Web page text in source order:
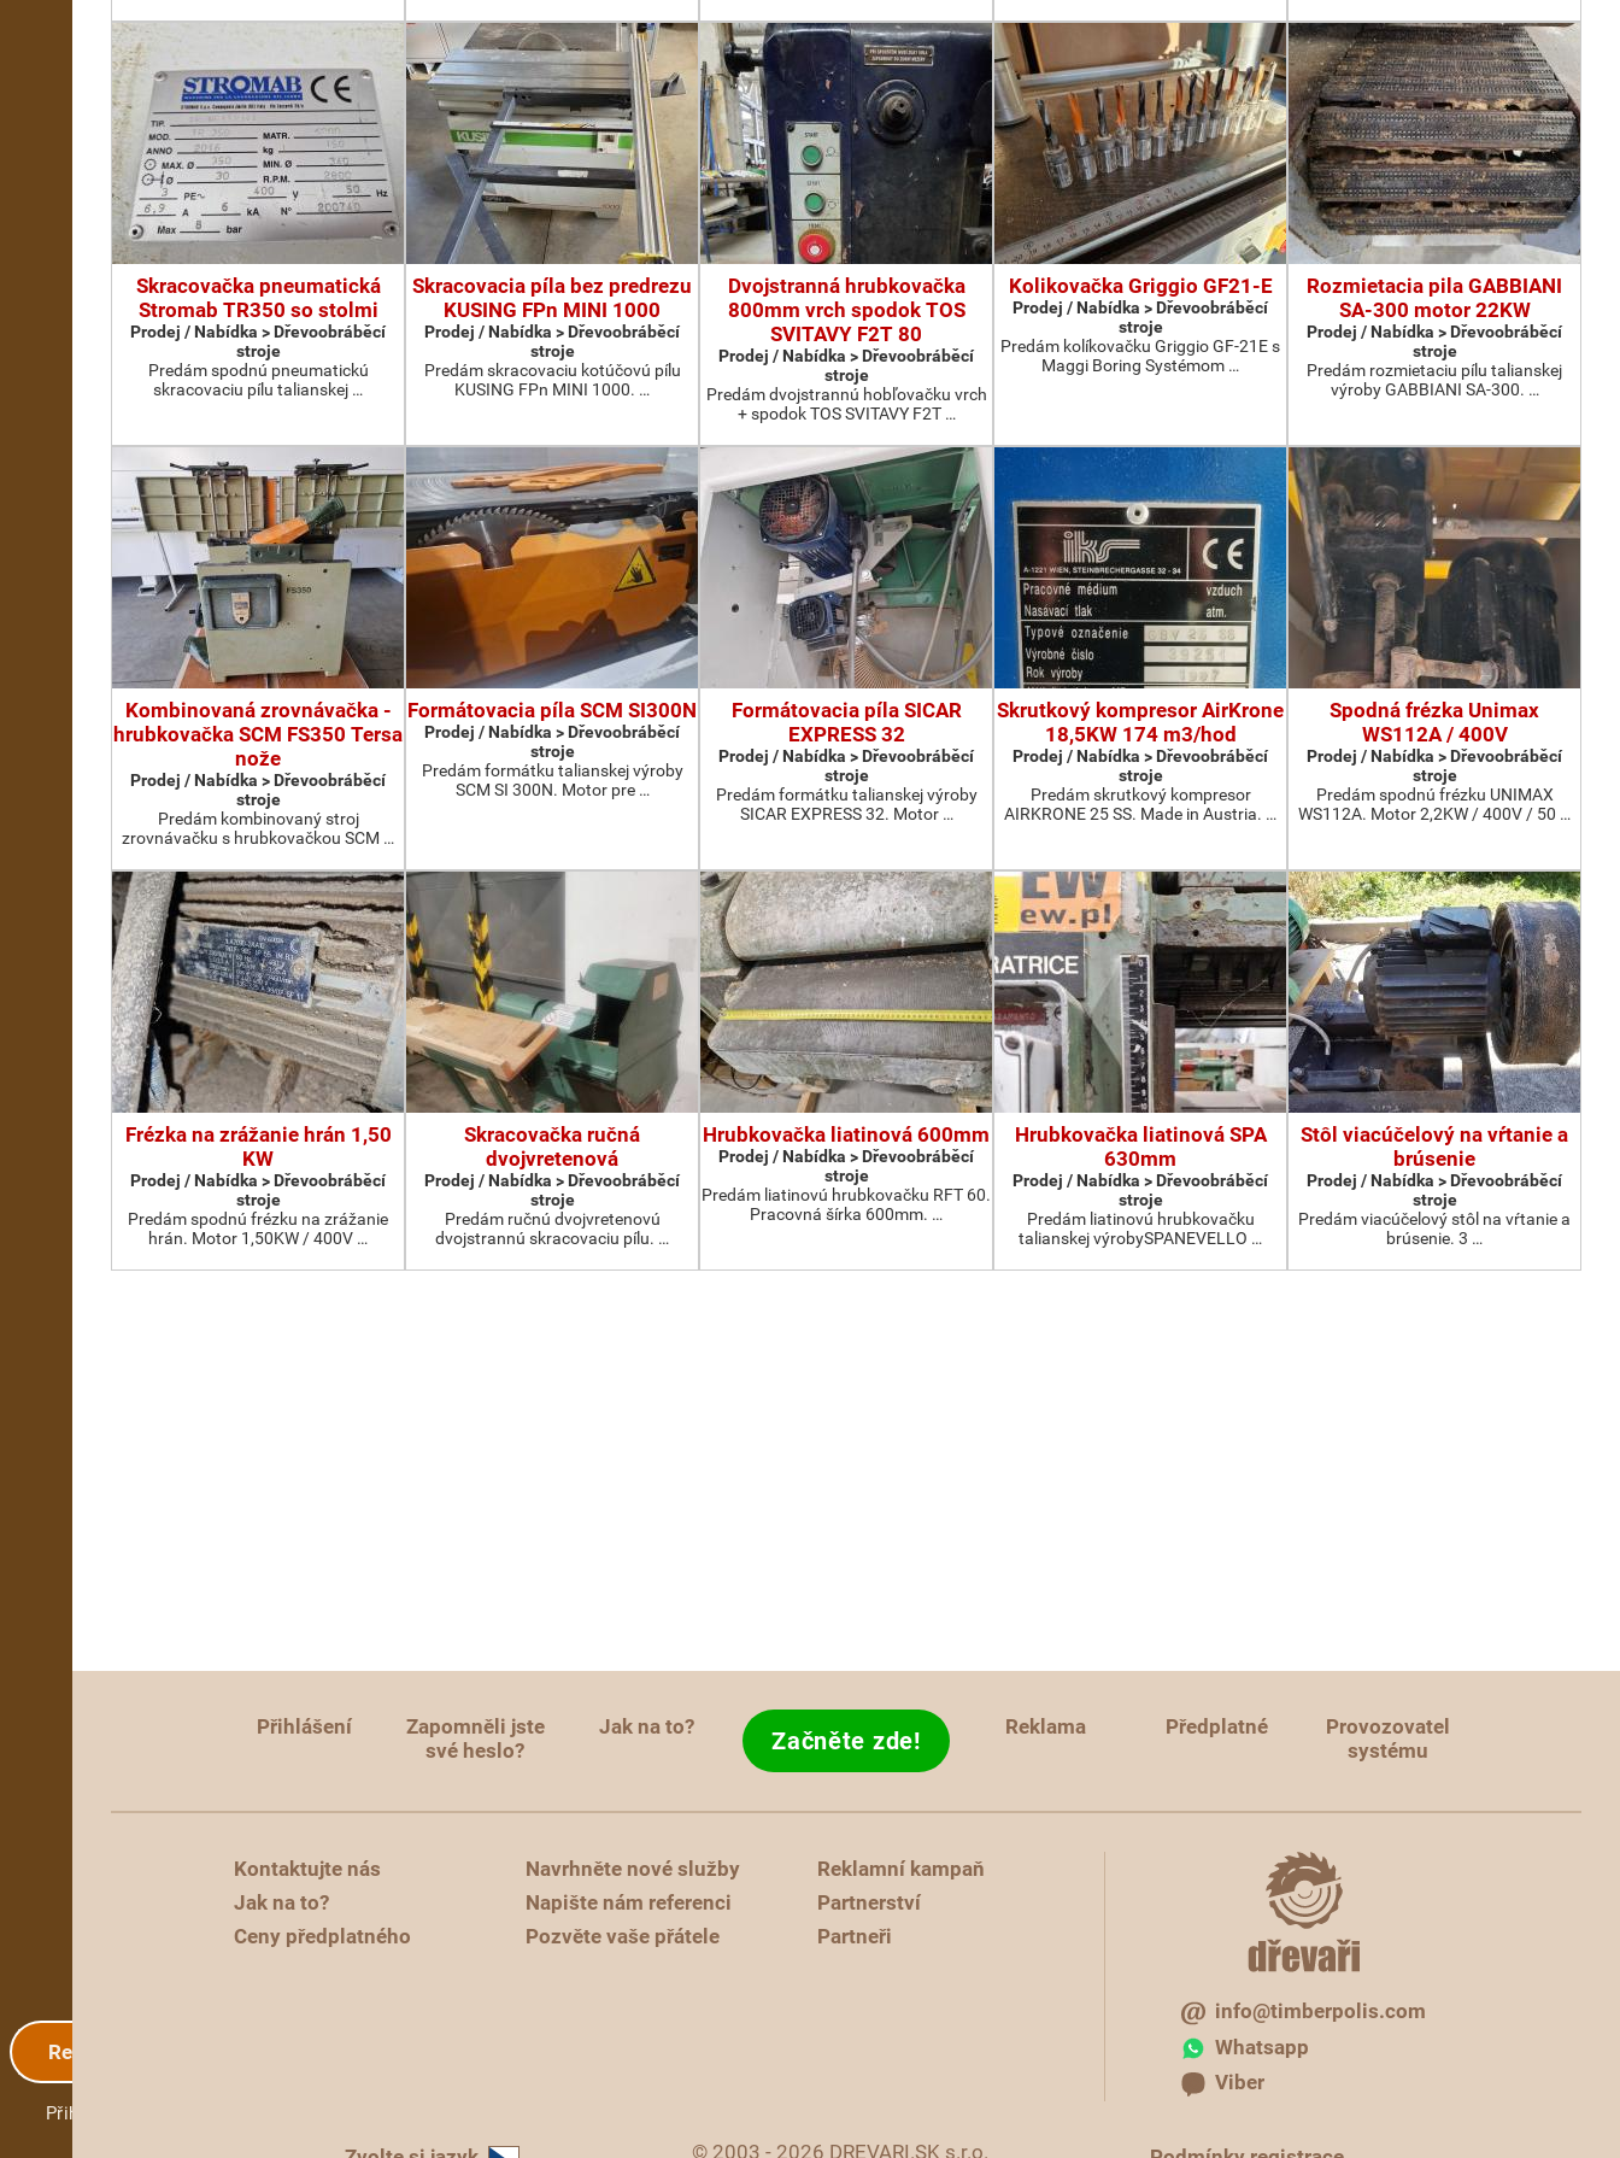
Registrace
Přihlášení
Skracovačka pneumatická
Stromab TR350 so stolmi
Prodej / Nabídka > Dřevoobráběcí
stroje
Predám spodnú pneumatickú
skracovaciu pílu talianskej …
Skracovacia píla bez predrezu
KUSING FPn MINI 1000
Prodej / Nabídka > Dřevoobráběcí
stroje
Predám skracovaciu kotúčovú pílu
KUSING FPn MINI 1000. …
Dvojstranná hrubkovačka
800mm vrch spodok TOS
SVITAVY F2T 80
Prodej / Nabídka > Dřevoobráběcí
stroje
Predám dvojstrannú hobľovačku vrch
+ spodok TOS SVITAVY F2T …
Kolikovačka Griggio GF21-E
Prodej / Nabídka > Dřevoobráběcí
stroje
Predám kolíkovačku Griggio GF-21E s
Maggi Boring Systémom …
Rozmietacia pila GABBIANI
SA-300 motor 22KW
Prodej / Nabídka > Dřevoobráběcí
stroje
Predám rozmietaciu pílu talianskej
výroby GABBIANI SA-300. …
Kombinovaná zrovnávačka -
hrubkovačka SCM FS350 Tersa
nože
Prodej / Nabídka > Dřevoobráběcí
stroje
Predám kombinovaný stroj
zrovnávačku s hrubkovačkou SCM …
Formátovacia píla SCM SI300N
Prodej / Nabídka > Dřevoobráběcí
stroje
Predám formátku talianskej výroby
SCM SI 300N. Motor pre …
Formátovacia píla SICAR
EXPRESS 32
Prodej / Nabídka > Dřevoobráběcí
stroje
Predám formátku talianskej výroby
SICAR EXPRESS 32. Motor …
Skrutkový kompresor AirKrone
18,5KW 174 m3/hod
Prodej / Nabídka > Dřevoobráběcí
stroje
Predám skrutkový kompresor
AIRKRONE 25 SS. Made in Austria. …
Spodná frézka Unimax
WS112A / 400V
Prodej / Nabídka > Dřevoobráběcí
stroje
Predám spodnú frézku UNIMAX
WS112A. Motor 2,2KW / 400V / 50 …
Frézka na zrážanie hrán 1,50
KW
Prodej / Nabídka > Dřevoobráběcí
stroje
Predám spodnú frézku na zrážanie
hrán. Motor 1,50KW / 400V …
Skracovačka ručná
dvojvretenová
Prodej / Nabídka > Dřevoobráběcí
stroje
Predám ručnú dvojvretenovú
dvojstrannú skracovaciu pílu. …
Hrubkovačka liatinová 600mm
Prodej / Nabídka > Dřevoobráběcí
stroje
Predám liatinovú hrubkovačku RFT 60.
Pracovná šírka 600mm. …
Hrubkovačka liatinová SPA
630mm
Prodej / Nabídka > Dřevoobráběcí
stroje
Predám liatinovú hrubkovačku
talianskej výrobySPANEVELLO …
Stôl viacúčelový na vŕtanie a
brúsenie
Prodej / Nabídka > Dřevoobráběcí
stroje
Predám viacúčelový stôl na vŕtanie a
brúsenie. 3 …
Přihlášení
Zapomněli jste
své heslo?
Jak na to? Začněte zde! Reklama Předplatné
Provozovatel
systému
Kontaktujte nás
Jak na to?
Ceny předplatného
Navrhněte nové služby
Napište nám referenci
Pozvěte vaše přátele
Reklamní kampaň
Partnerství
Partneři
info@timberpolis.com
Whatsapp
Viber
© 2003 - 2026 DREVARI.SK s.r.o.